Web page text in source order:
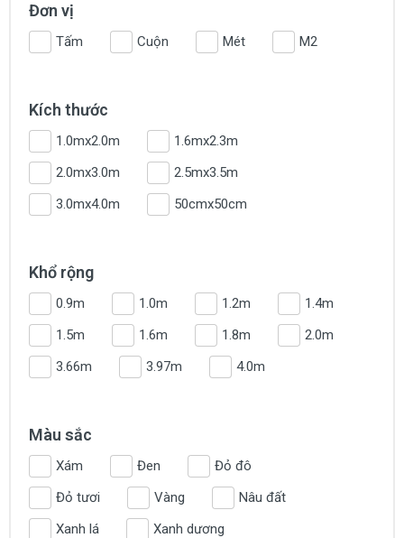
Đơn vị
Tấm Cuộn Mét M2
Kích thước
1.0mx2.0m
1.6mx2.3m
2.0mx3.0m
2.5mx3.5m
3.0mx4.0m
50cmx50cm
Khổ rộng
0.9m 1.0m 1.2m
1.4m
1.5m
1.6m 1.8m
2.0m
3.66m
3.97m 4.0m
Màu sắc
Xám Đen
Đỏ đô
Đỏ tươi
Vàng
Nâu đất
Xanh lá
Xanh dương